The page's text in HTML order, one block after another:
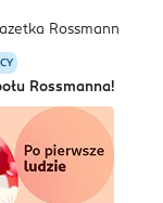
Rossmanna!